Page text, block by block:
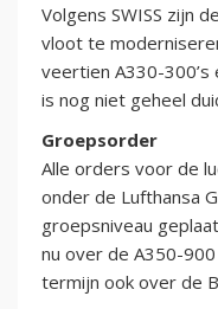
Volgens SWISS zijn
vloot te
veertien A330-300’s
is nog niet geheel
Groepsorder
Alle orders voor de
onder de Lufthansa
groepsniveau
nu over de A350-
termijn ook over de